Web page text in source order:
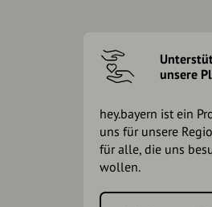
unsere
hey.bayern ist ein
uns für unsere
für alle, die uns
wollen.